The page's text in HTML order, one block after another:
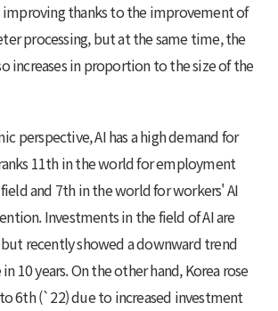
improving thanks to the improvement of
processing, but at the same time, the
increases in proportion to the size of the
perspective, AI has a high demand for
11th in the world for employment
and 7th in the world for workers' AI
Investments in the field of AI are
recently showed a downward trend
10 years. On the other hand, Korea rose
6th (`22) due to increased investment